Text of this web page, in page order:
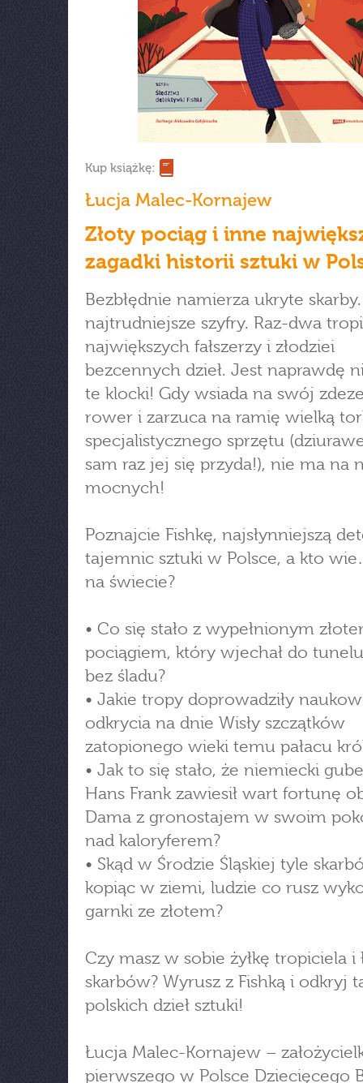
Kup książkę:
Łucja Malec-Kornajew
Złoty pociąg i inne
zagadki historii sztuki w
Bezbłędnie namierza ukryte
najtrudniejsze szyfry. Raz-dwa tropi
największych fałszerzy i złodziei
bezcennych dzieł. Jest naprawdę
te klocki! Gdy wsiada na swój
rower i zarzuca na ramię wielką
specjalistycznego sprzętu
sam raz jej się przyda!), nie ma na
mocnych!
Poznajcie Fishkę, najsłynniejszą
tajemnic sztuki w Polsce, a kto
na świecie?
• Co się stało z wypełnionym
pociągiem, który wjechał do
bez śladu?
• Jakie tropy doprowadziły
odkrycia na dnie Wisły szczątków
zatopionego wieki temu pałacu
• Jak to się stało, że niemiecki
Hans Frank zawiesił wart fortunę
Dama z gronostajem w swoim
nad kaloryferem?
• Skąd w Środzie Śląskiej tyle
kopiąc w ziemi, ludzie co rusz
garnki ze złotem?
Czy masz w sobie żyłkę tropiciela i
skarbów? Wyrusz z Fishką i odkryj
polskich dzieł sztuki!
Łucja Malec-Kornajew –
pierwszego w Polsce Dziecięcego